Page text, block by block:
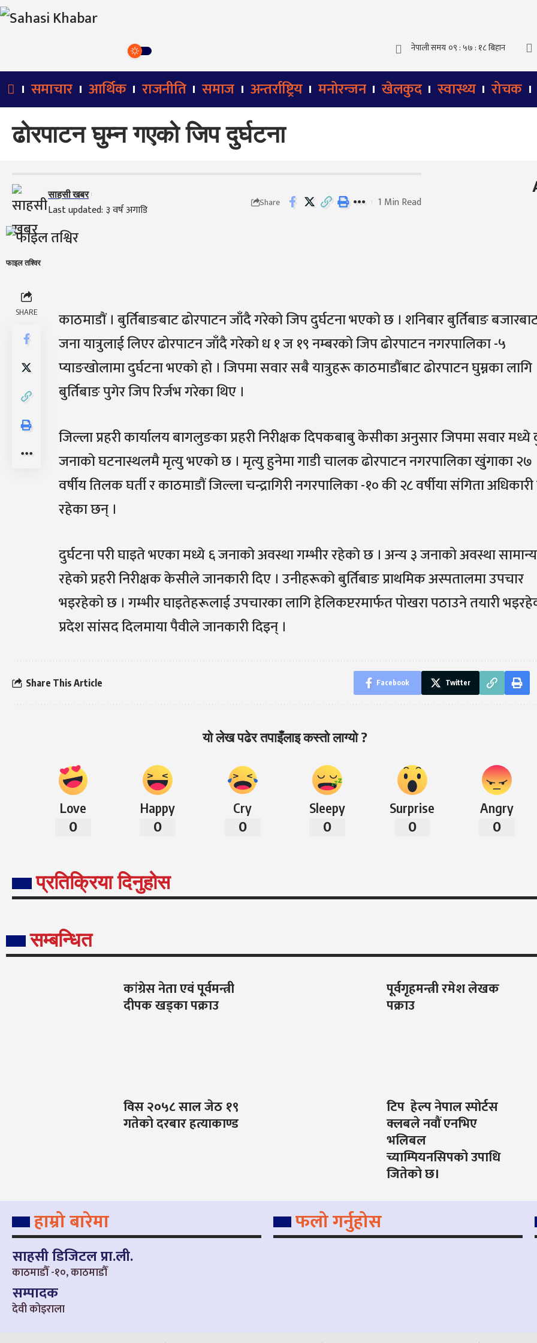
समाचार आर्थिक राजनीति समाज अन्तर्राष्ट्रिय मनोरन्जन खेलकुद स्वास्थ्य रोचक
ढोरपाटन घुम्न गएको जिप दुर्घटना
Last updated: ३ वर्ष अगाडि
साहसी खबर
Share 1 Min Read
फाइल तश्विर
SHARE
काठमाडाैं । बुर्तिबाङबाट ढोरपाटन जाँदै गरेको जिप दुर्घटना भएको छ । शनिबार बुर्तिबाङ
जना यात्रुलाई लिएर ढोरपाटन जाँदै गरेको ध १ ज १९ नम्बरको जिप ढोरपाटन नगरपालिका -५
प्याङखोलामा दुर्घटना भएको हो । जिपमा सवार सबै यात्रुहरू काठमाडौंबाट ढोरपाटन घुम्नका लागि
बुर्तिबाङ पुगेर जिप रिर्जभ गरेका थिए ।
जिल्ला प्रहरी कार्यालय बागलुङका प्रहरी निरीक्षक दिपकबाबु केसीका अनुसार जिपमा सवार मध्ये
जनाको घटनास्थलमै मृत्यु भएको छ । मृत्यु हुनेमा गाडी चालक ढोरपाटन नगरपालिका खुंगाका २७
वर्षीय तिलक घर्ती र काठमाडौं जिल्ला चन्द्रागिरी नगरपालिका -१० की २८ वर्षीया संगिता
रहेका छन् ।
दुर्घटना परी घाइते भएका मध्ये ६ जनाको अवस्था गम्भीर रहेकाे छ । अन्य ३ जनाको अवस्था सामान्य
रहेको प्रहरी निरीक्षक केसीले जानकारी दिए । उनीहरूको बुर्तिबाङ प्राथमिक अस्पतालमा उपचार
भइरहेको छ । गम्भीर घाइतेहरूलाई उपचारका लागि हेलिकप्टरमार्फत पोखरा पठाउने तयारी
प्रदेश सांसद दिलमाया पैवीले जानकारी दिइन् ।
Share This Article Facebook Twitter
यो लेख पढेर तपाइँलाइ कस्तो लाग्यो ?
Love
0
Happy
0
Cry
0
Sleepy
0
Surprise
0
Angry
0
प्रतिक्रिया दिनुहोस
सम्बन्धित
कांग्रेस नेता एवं पूर्वमन्त्री
दीपक खड्का पक्राउ
पूर्वगृहमन्त्री रमेश लेखक
पक्राउ
विस २०५८ साल जेठ १९
गतेको दरबार हत्याकाण्ड
टिप हेल्प नेपाल स्पोर्टस
क्लबले नवौं एनभिए
भलिबल
च्याम्पियनसिपको उपाधि
जितेको छ।
हाम्रो बारेमा
साहसी डिजिटल प्रा.ली.
काठमाडौँ -१०, काठमाडौँ
सम्पादक
देवी कोइराला
फलो गर्नुहोस